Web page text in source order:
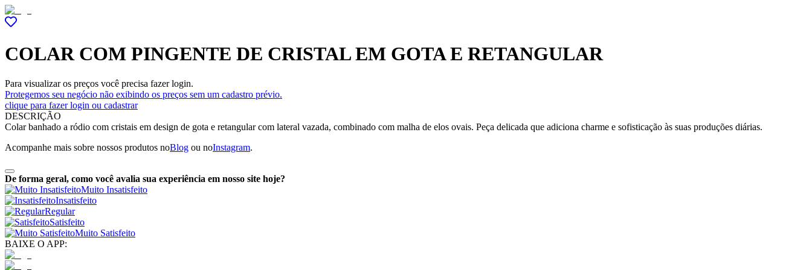
COLAR COM PINGENTE DE CRISTAL EM GOTA E RETANGULAR
Para visualizar os preços você precisa fazer login.
Protegemos seu negócio não exibindo os preços sem um cadastro prévio.
clique para fazer login ou cadastrar
DESCRIÇÃO
Colar banhado a ródio com cristais em design de gota e retangular com lateral vazada, combinado com malha de elos ovais. Peça delicada que adiciona charme e sofisticação às suas produções diárias.
Acompanhe mais sobre nossos produtos noBlog ou noInstagram.
De forma geral, como você avalia sua experiência em nosso site hoje?
Muito Insatisfeito
Insatisfeito
Regular
Satisfeito
Muito Satisfeito
BAIXE O APP: